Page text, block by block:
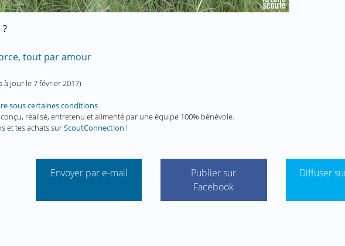
tout par amour
à jour le7 février 2017)
sous certaines conditions
réalisé, entretenu et alimenté par une équipe 100% bénévole.
et tes achats surScoutConnection !
Envoyer par e-mail
Publier sur
Facebook
Diffuser